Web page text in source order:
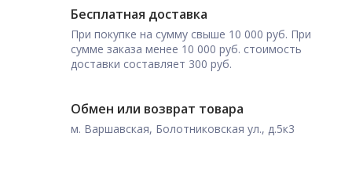
Бесплатная доставка
При покупке на сумму свыше 10 000 руб. При
сумме заказа менее 10 000 руб. стоимость
доставки составляет 300 руб.
Обмен или возврат товара
м. Варшавская, Болотниковская ул., д.5к3